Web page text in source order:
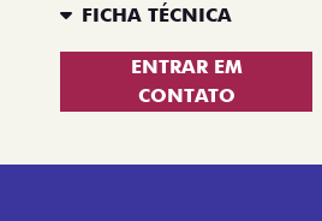
FICHA TÉCNICA
ENTRAR EM
CONTATO